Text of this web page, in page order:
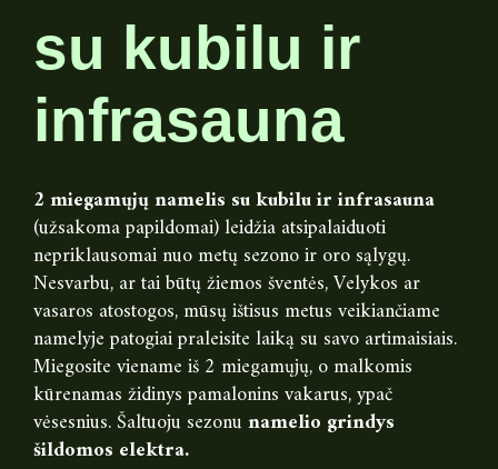
su kubilu ir
infrasauna
2 miegamųjų namelis su kubilu ir infrasauna
(užsakoma papildomai) leidžia atsipalaiduoti
nepriklausomai nuo metų sezono ir oro sąlygų.
Nesvarbu, ar tai būtų žiemos šventės, Velykos ar
vasaros atostogos, mūsų ištisus metus veikiančiame
namelyje patogiai praleisite laiką su savo artimaisiais.
Miegosite viename iš 2 miegamųjų, o malkomis
kūrenamas židinys pamalonins vakarus, ypač
vėsesnius. Šaltuoju sezonunamelio grindys
šildomos elektra.